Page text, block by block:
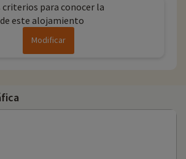
criterios para conocer la
este alojamiento
Modificar